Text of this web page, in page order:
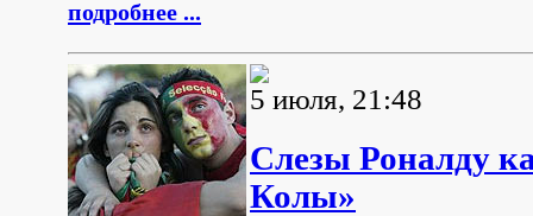
подробнее ...
5 июля, 21:48
Слезы Роналду
Колы»